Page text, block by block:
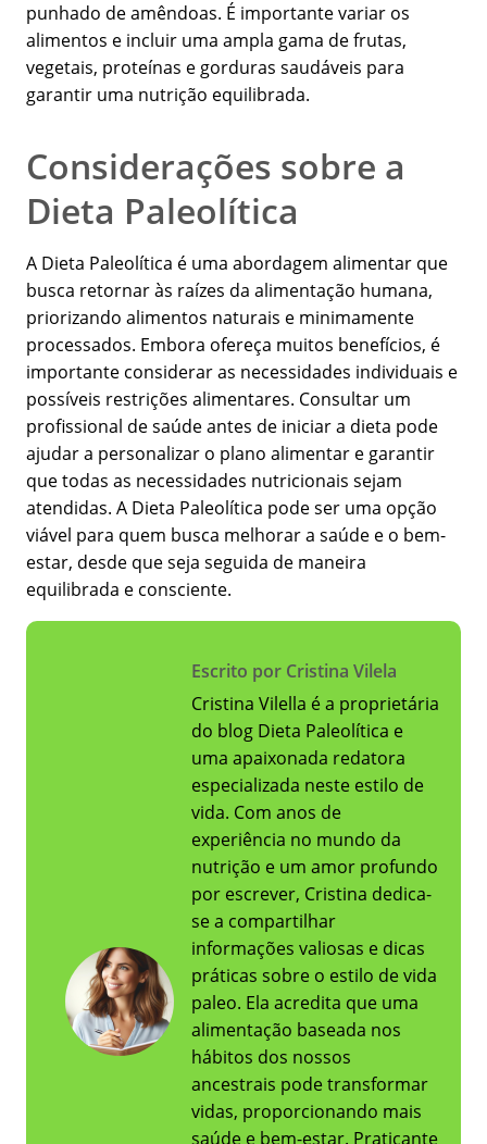
punhado de amêndoas. É importante variar os
alimentos e incluir uma ampla gama de frutas,
vegetais, proteínas e gorduras saudáveis para
garantir uma nutrição equilibrada.
Considerações sobre a
Dieta Paleolítica
A Dieta Paleolítica é uma abordagem alimentar que
busca retornar às raízes da alimentação humana,
priorizando alimentos naturais e minimamente
processados. Embora ofereça muitos benefícios, é
importante considerar as necessidades individuais e
possíveis restrições alimentares. Consultar um
profissional de saúde antes de iniciar a dieta pode
ajudar a personalizar o plano alimentar e garantir
que todas as necessidades nutricionais sejam
atendidas. A Dieta Paleolítica pode ser uma opção
viável para quem busca melhorar a saúde e o bem-
estar, desde que seja seguida de maneira
equilibrada e consciente.
Escrito por Cristina Vilela
Cristina Vilella é a proprietária
do blog Dieta Paleolítica e
uma apaixonada redatora
especializada neste estilo de
vida. Com anos de
experiência no mundo da
nutrição e um amor profundo
por escrever, Cristina dedica-
se a compartilhar
informações valiosas e dicas
práticas sobre o estilo de vida
paleo. Ela acredita que uma
alimentação baseada nos
hábitos dos nossos
ancestrais pode transformar
vidas, proporcionando mais
saúde e bem-estar. Praticante